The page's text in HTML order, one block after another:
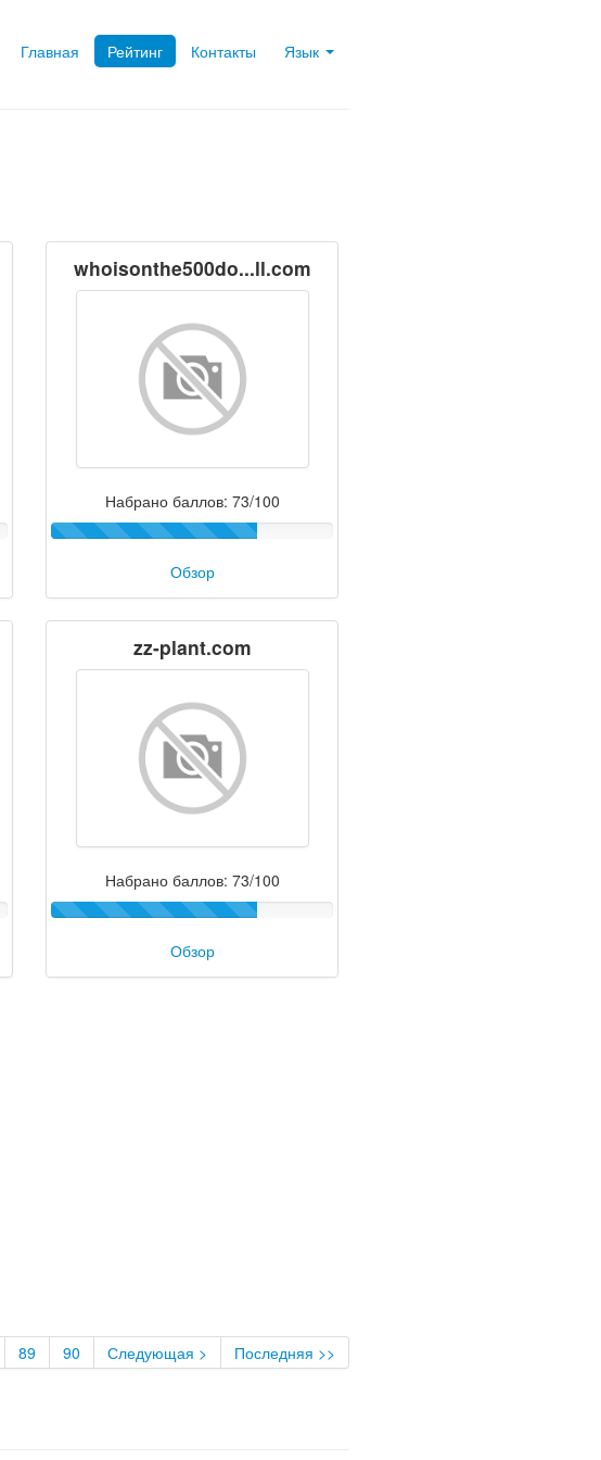
Главная Рейтинг Контакты Язык
whoisonthe500do...ll.com
Набрано баллов: 73/100
Обзор
zz-plant.com
Набрано баллов: 73/100
Обзор
89 90 Следующая > Последняя >>